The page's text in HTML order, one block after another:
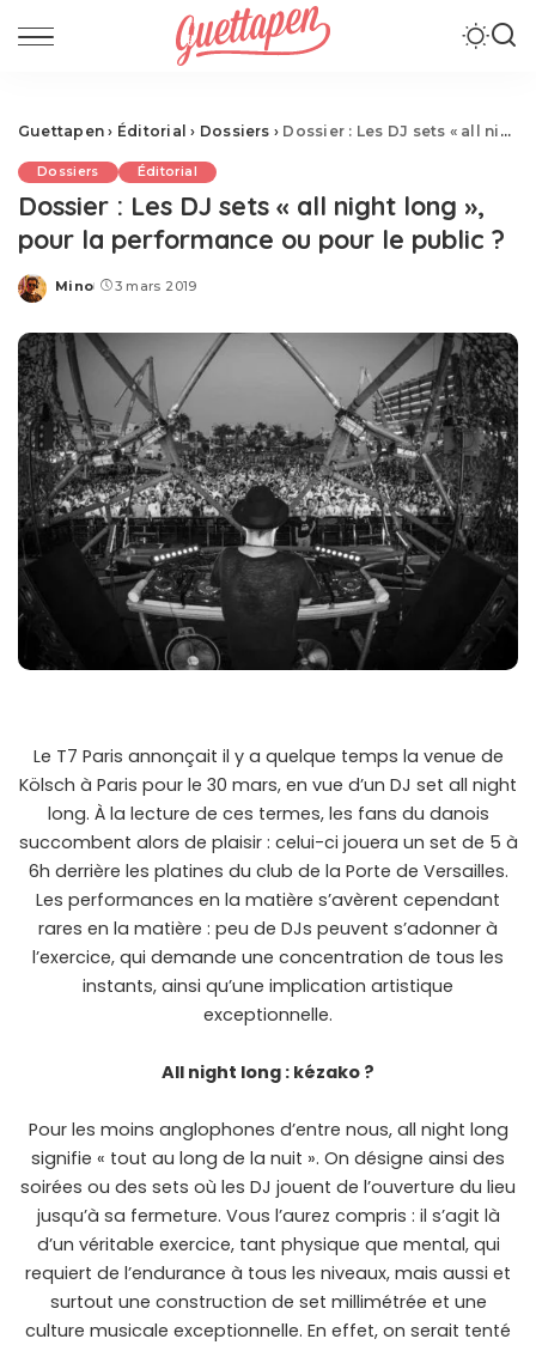
Guettapen › Éditorial › Dossiers › Dossier : Les DJ sets « all night long », pour la performance ou pour le public ?
Dossiers Éditorial
Dossier : Les DJ sets « all night long »,
pour la performance ou pour le public ?
Posted
Mino 3 mars 2019
Le T7 Paris annonçait il y a quelque temps la venue de
Kölsch à Paris pour le 30 mars, en vue d’un DJ set all night
long. À la lecture de ces termes, les fans du danois
succombent alors de plaisir : celui-ci jouera un set de 5 à
6h derrière les platines du club de la Porte de Versailles.
Les performances en la matière s’avèrent cependant
rares en la matière : peu de DJs peuvent s’adonner à
l’exercice, qui demande une concentration de tous les
instants, ainsi qu’une implication artistique
exceptionnelle.
All night long : kézako ?
Pour les moins anglophones d’entre nous, all night long
signifie « tout au long de la nuit ». On désigne ainsi des
soirées ou des sets où les DJ jouent de l’ouverture du lieu
jusqu’à sa fermeture. Vous l’aurez compris : il s’agit là
d’un véritable exercice, tant physique que mental, qui
requiert de l’endurance à tous les niveaux, mais aussi et
surtout une construction de set millimétrée et une
culture musicale exceptionnelle. En effet, on serait tenté